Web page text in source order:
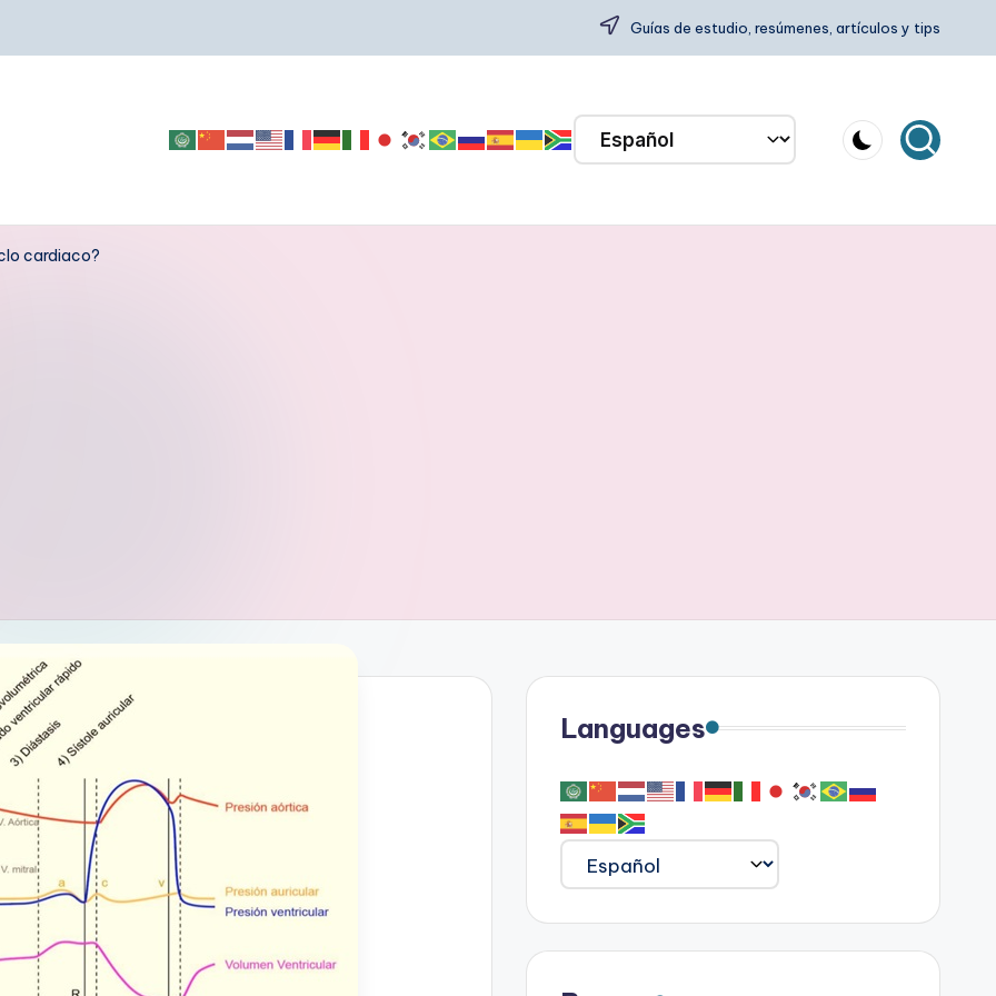
Guías de estudio, resúmenes, artículos y tips
cardiaco?
Languages